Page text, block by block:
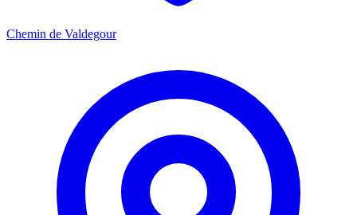
Chemin de Valdegour